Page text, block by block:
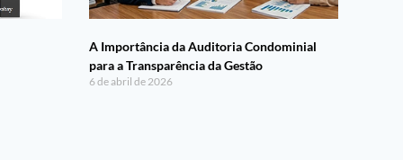
A Importância da Auditoria Condominial
para a Transparência da Gestão
6 de abril de 2026